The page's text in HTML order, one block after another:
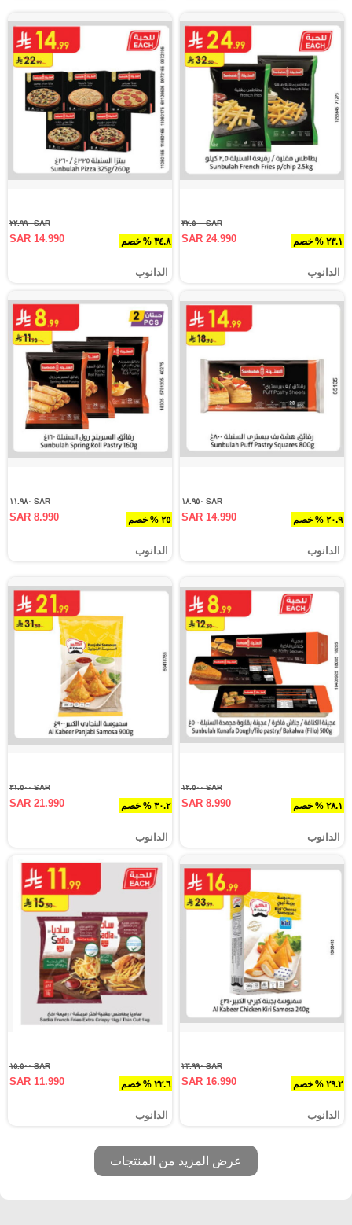
٢٣.١ % خصم
SAR ٣٢.٥٠٠
SAR 24.990
الدانوب
٣٤.٨ % خصم
SAR ٢٢.٩٩٠
SAR 14.990
الدانوب
٢٠.٩ % خصم
SAR ١٨.٩٥٠
SAR 14.990
الدانوب
٢٥ % خصم
SAR ١١.٩٨٠
SAR 8.990
الدانوب
٢٨.١ % خصم
SAR ١٢.٥٠٠
SAR 8.990
الدانوب
٣٠.٢ % خصم
SAR ٣١.٥٠٠
SAR 21.990
الدانوب
٢٩.٢ % خصم
SAR ٢٣.٩٩٠
SAR 16.990
الدانوب
٢٢.٦ % خصم
SAR ١٥.٥٠٠
SAR 11.990
الدانوب
عرض المزيد من المنتجات